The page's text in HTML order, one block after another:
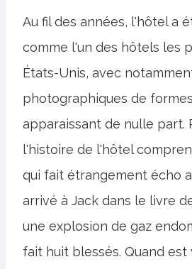
Au fil des années, l'hôtel a
comme l'un des hôtels les
États-Unis, avec
photographiques de
apparaissant de nulle part.
l'histoire de l'hôtel
qui fait étrangement écho
arrivé à Jack dans le livre
une explosion de gaz
fait huit blessés. Quand